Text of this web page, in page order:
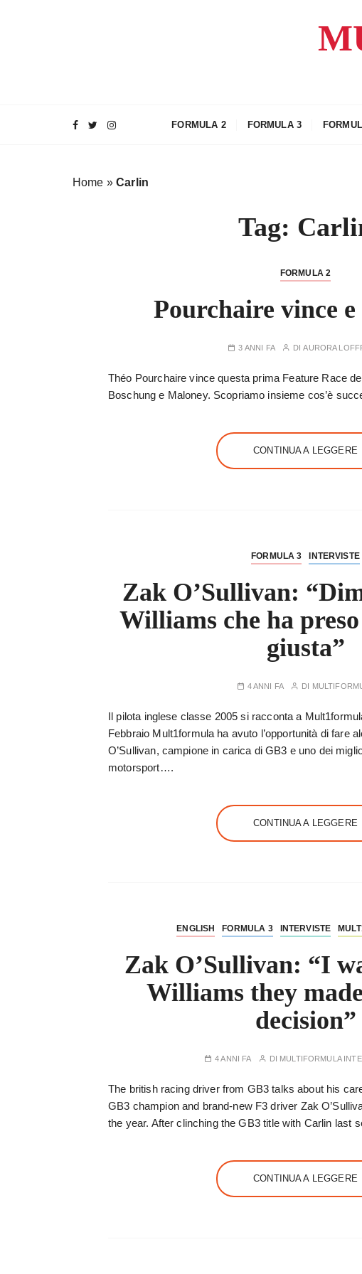
FORMULA 2 FORMULA 3
Home »Carlin
Tag:
FORMULA 2
Pourchaire vince e
3 ANNI FA DIAURORA
Théo Pourchaire vince questa prima Feature Race
Boschung e Maloney. Scopriamo insieme cos’è
CONTINUA A LEGGERE
FORMULA 3 INTERVISTE
Zak O’Sullivan:
Williams che ha
giusta”
4 ANNI FA DI
Il pilota inglese classe 2005 si racconta a
Febbraio Mult1formula ha avuto l’opportunità di fare
O’Sullivan, campione in carica di GB3 e uno dei
motorsport….
CONTINUA A LEGGERE
ENGLISH FORMULA 3 INTERVISTE
Zak O’Sullivan: “I
Williams they
decision”
4 ANNI FA DI MULTIFORMULA
The british racing driver from GB3 talks about his
GB3 champion and brand-new F3 driver Zak
the year. After clinching the GB3 title with Carlin last
CONTINUA A LEGGERE